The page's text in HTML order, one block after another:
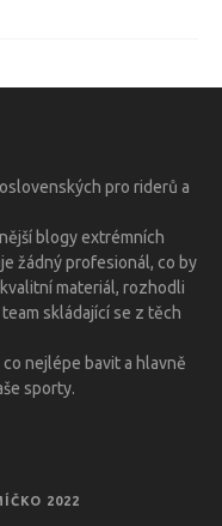
pro riderů a
blogy extrémních
žádný profesionál, co by
materiál, rozhodli
skládající se z těch
nejlépe bavit a hlavně
sporty.
2022